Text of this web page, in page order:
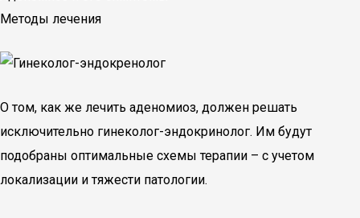
Методы лечения
О том, как же лечить аденомиоз, должен решать
исключительно гинеколог-эндокринолог. Им будут
подобраны оптимальные схемы терапии – с учетом
локализации и тяжести патологии.